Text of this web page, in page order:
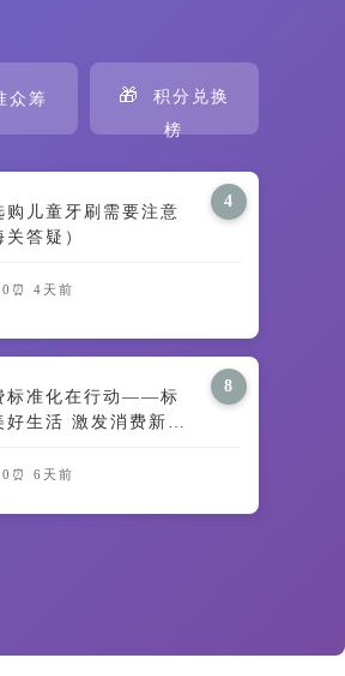
众筹 🎁
积分兑换
榜
4
购儿童牙刷需要注意
答疑）
⏰ 4天前
8
标准化在行动——标
好生活 激发消费新动
⏰ 6天前